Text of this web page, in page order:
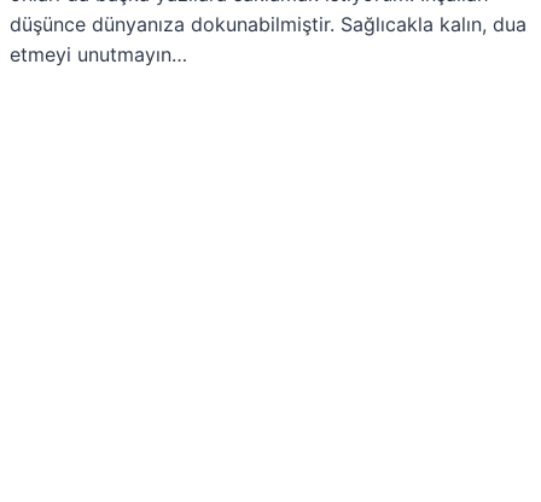
düşünce dünyanıza dokunabilmiştir. Sağlıcakla kalın, dua
etmeyi unutmayın…